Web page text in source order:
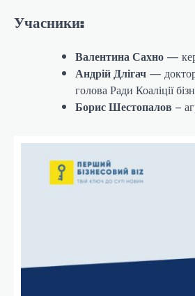
Учасники:
Валентина Сахно —
Андрій Длігач —
голова Ради Коаліції
Борис Шестопалов –